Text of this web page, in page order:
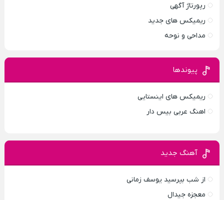
رپورتاژ آگهی
ریمیکس های جدید
مداحی و نوحه
پیوندها
ریمیکس های اینستایی
اهنگ عربی بیس دار
آهنگ جدید
از شب بپرسید یوسف زمانی
معجزه جیدال